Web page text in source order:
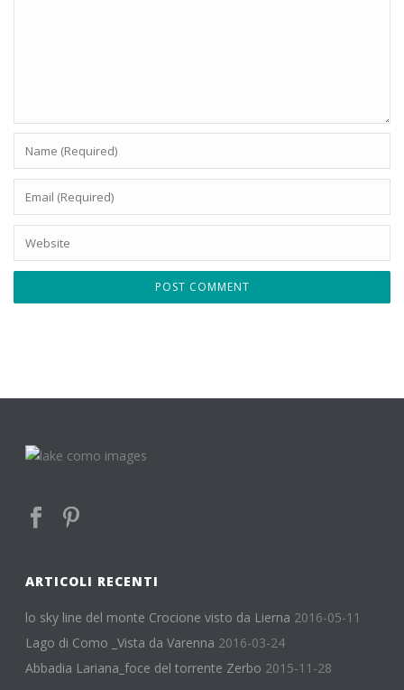
ARTICOLI RECENTI
lo sky line del monte Crocione visto da Lierna 2016-05-11
Lago di Como _Vista da Varenna 2016-03-24
Abbadia Lariana_foce del torrente Zerbo 2015-11-28